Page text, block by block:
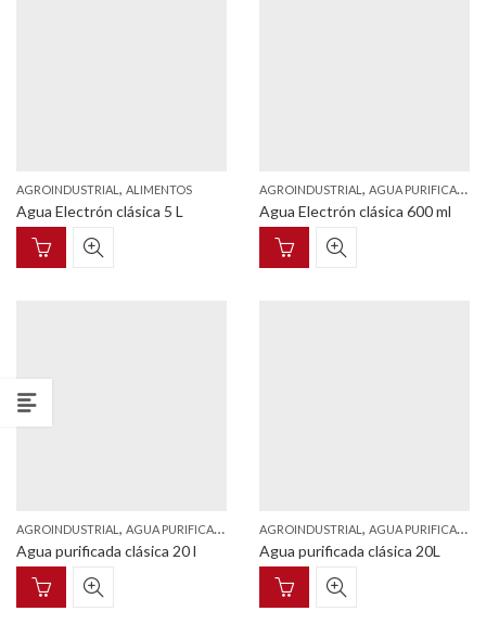
AGROINDUSTRIAL , ALIMENTOS
Agua Electrón clásica 5 L
AGROINDUSTRIAL , AGUA PURIFICADA
Agua Electrón clásica 600 ml
AGROINDUSTRIAL , AGUA PURIFICADA ALIMENTOS
Agua purificada clásica 20 l
AGROINDUSTRIAL , AGUA PURIFICADA
Agua purificada clásica 20L